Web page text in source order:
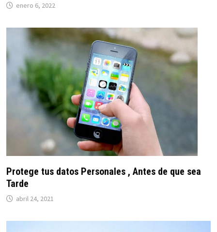
enero 6, 2022
Protege tus datos Personales , Antes de que sea
Tarde
abril 24, 2021